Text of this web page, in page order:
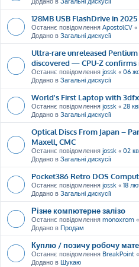
128MB USB FlashDrive in
Останнє повідомлення ApostolCV «
Додано в Загальні дискусії
Ultra-rare unreleased
discovered — CPU-Z
Останнє повідомлення jossk « 06
Додано в Загальні дискусії
World's First Laptop with
Останнє повідомлення jossk « 28
Додано в Загальні дискусії
Optical Discs From Japan –
Maxell, CMC
Останнє повідомлення jossk « 02
Додано в Загальні дискусії
Pocket386 Retro DOS
Останнє повідомлення jossk « 18
Додано в Загальні дискусії
Різне компютерне залізо
Останнє повідомлення monoxrom «
Додано в Продам
Куплю / позичу робочу
Останнє повідомлення BreakPoint «
Додано в Шукаю